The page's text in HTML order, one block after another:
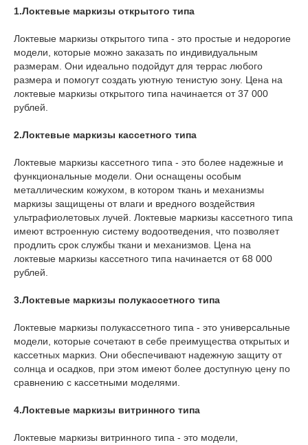
1.Локтевые маркизы открытого типа
Локтевые маркизы открытого типа - это простые и недорогие
модели, которые можно заказать по индивидуальным
размерам. Они идеально подойдут для террас любого
размера и помогут создать уютную тенистую зону. Цена на
локтевые маркизы открытого типа начинается от 37 000
рублей.
2.Локтевые маркизы кассетного типа
Локтевые маркизы кассетного типа - это более надежные и
функциональные модели. Они оснащены особым
металлическим кожухом, в котором ткань и механизмы
маркизы защищены от влаги и вредного воздействия
ультрафиолетовых лучей. Локтевые маркизы кассетного типа
имеют встроенную систему водоотведения, что позволяет
продлить срок службы ткани и механизмов. Цена на
локтевые маркизы кассетного типа начинается от 68 000
рублей.
3.Локтевые маркизы полукассетного типа
Локтевые маркизы полукассетного типа - это универсальные
модели, которые сочетают в себе преимущества открытых и
кассетных маркиз. Они обеспечивают надежную защиту от
солнца и осадков, при этом имеют более доступную цену по
сравнению с кассетными моделями.
4.Локтевые маркизы витринного типа
Локтевые маркизы витринного типа - это модели,